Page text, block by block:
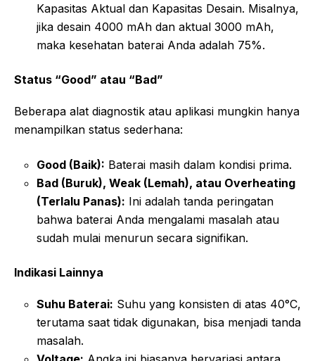
Kapasitas Aktual dan Kapasitas Desain. Misalnya,
jika desain 4000 mAh dan aktual 3000 mAh,
maka kesehatan baterai Anda adalah 75%.
Status “Good” atau “Bad”
Beberapa alat diagnostik atau aplikasi mungkin hanya
menampilkan status sederhana:
Good (Baik): Baterai masih dalam kondisi prima.
Bad (Buruk), Weak (Lemah), atau Overheating
(Terlalu Panas): Ini adalah tanda peringatan
bahwa baterai Anda mengalami masalah atau
sudah mulai menurun secara signifikan.
Indikasi Lainnya
Suhu Baterai: Suhu yang konsisten di atas 40°C,
terutama saat tidak digunakan, bisa menjadi tanda
masalah.